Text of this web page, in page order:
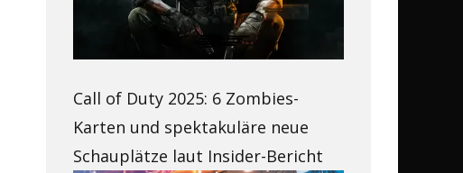
Call of Duty 2025: 6 Zombies-
Karten und spektakuläre neue
Schauplätze laut Insider-Bericht